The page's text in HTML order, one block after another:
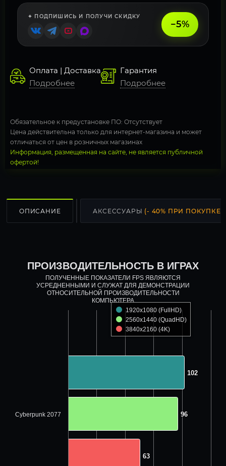
✦ ПОДПИШИСЬ И ПОЛУЧИ СКИДКУ
−5%
Оплата | Доставка
Подробнее
Гарантия
Подробнее
Обязательное к предустановке ПО: Отсутствует
Цена действительна только для интернет-магазина и может
отличаться от цен в розничных магазинах
Информация, размещенная на сайте, не является публичной
офертой!
ОПИСАНИЕ АКСЕССУАРЫ (- 40% ПРИ ПОКУПКЕ
ПРОИЗВОДИТЕЛЬНОСТЬ В ИГРАХ
ПОЛУЧЕННЫЕ ПОКАЗАТЕЛИ FPS ЯВЛЯЮТСЯ
УСРЕДНЕННЫМИ И СЛУЖАТ ДЛЯ ДЕМОНСТРАЦИИ
ОТНОСИТЕЛЬНОЙ ПРОИЗВОДИТЕЛЬНОСТИ
КОМПЬЮТЕРА
102
102
96
96
63
63
1920x1080 (FullHD)
2560x1440 (QuadHD)
3840x2160 (4K)
Cyberpunk 2077